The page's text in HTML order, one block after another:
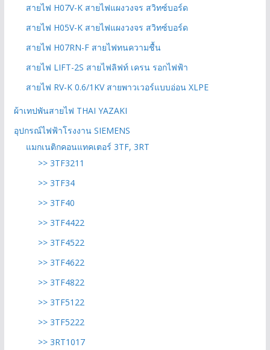
สายไฟ H07V-K สายไฟแผงวงจร สวิทซ์บอร์ด
สายไฟ H05V-K สายไฟแผงวงจร สวิทซ์บอร์ด
สายไฟ H07RN-F สายไฟทนความชื้น
สายไฟ LIFT-2S สายไฟลิฟท์ เครน รอกไฟฟ้า
สายไฟ RV-K 0.6/1KV สายพาวเวอร์แบบอ่อน XLPE
ผ้าเทปพันสายไฟ THAI YAZAKI
อุปกรณ์ไฟฟ้าโรงงาน SIEMENS
แมกเนติกคอนแทคเตอร์ 3TF, 3RT
>> 3TF3211
>> 3TF34
>> 3TF40
>> 3TF4422
>> 3TF4522
>> 3TF4622
>> 3TF4822
>> 3TF5122
>> 3TF5222
>> 3RT1017